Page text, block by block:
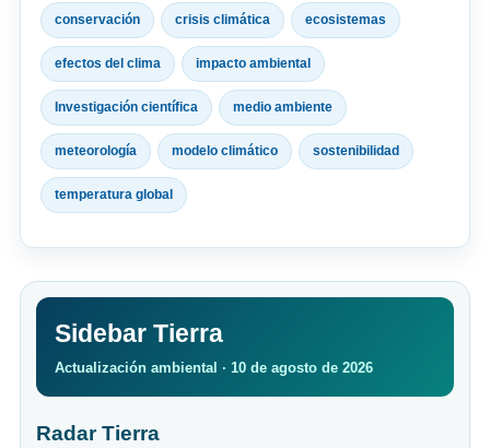
conservación crisis climática ecosistemas
efectos del clima impacto ambiental
Investigación científica medio ambiente
meteorología modelo climático sostenibilidad
temperatura global
Sidebar Tierra
Actualización ambiental · 10 de agosto de 2026
Radar Tierra